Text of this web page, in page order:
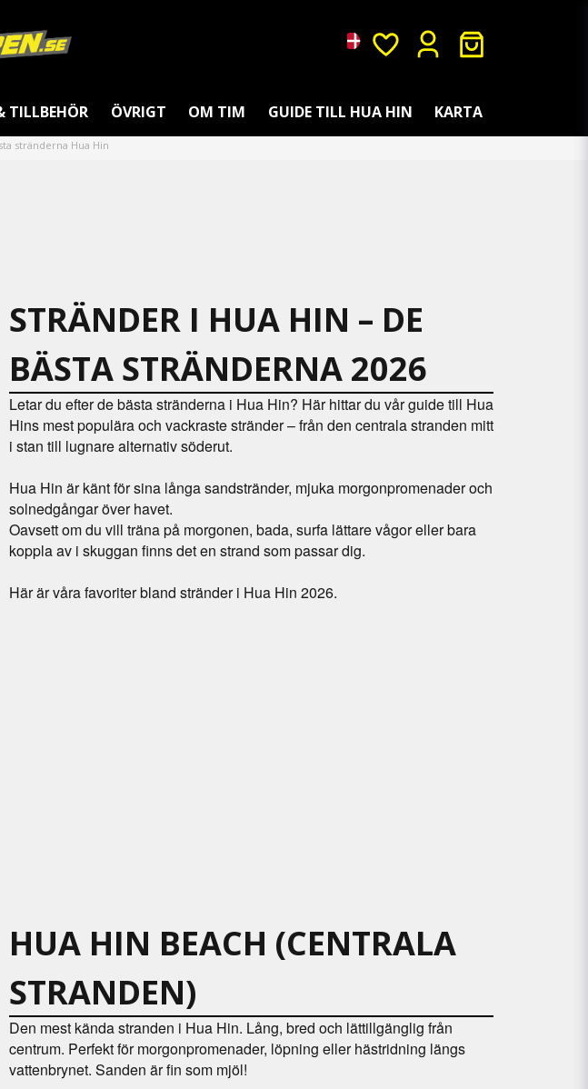
TILLBEHÖR ÖVRIGT OM TIM GUIDE TILL HUA HIN KARTA
stränderna Hua Hin
STRÄNDER I HUA HIN – DE
BÄSTA STRÄNDERNA 2026
Letar du efter de bästa stränderna i Hua Hin? Här hittar du vår guide till Hua
Hins mest populära och vackraste stränder – från den centrala stranden mitt
i stan till lugnare alternativ söderut.
Hua Hin är känt för sina långa sandstränder, mjuka morgonpromenader och
solnedgångar över havet.
Oavsett om du vill träna på morgonen, bada, surfa lättare vågor eller bara
koppla av i skuggan finns det en strand som passar dig.
Här är våra favoriter bland stränder i Hua Hin 2026.
HUA HIN BEACH (CENTRALA
STRANDEN)
Den mest kända stranden i Hua Hin. Lång, bred och lättillgänglig från
centrum. Perfekt för morgonpromenader, löpning eller hästridning längs
vattenbrynet. Sanden är fin som mjöl!